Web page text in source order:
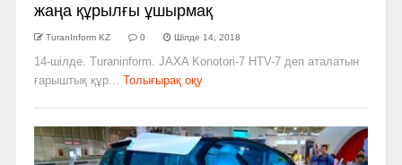
жаңа құрылғы ұшырмақ
TuranInform KZ 0 Шілде 14, 2018
14-шілде. Turaninform. JAXA Konotori-7 HTV-7 деп аталатын
ғарыштық құр...
Толығырақ оқу